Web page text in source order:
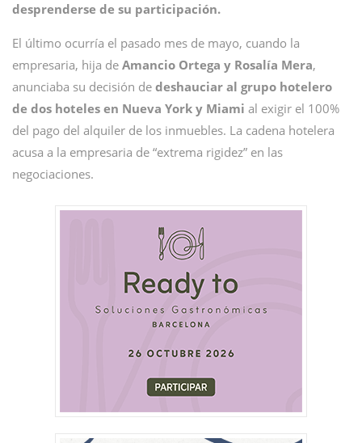
desprenderse de su participación.
El último ocurría el pasado mes de mayo, cuando la
empresaria, hija de Amancio Ortega y Rosalía Mera,
anunciaba su decisión de deshauciar al grupo hotelero
de dos hoteles en Nueva York y Miami al exigir el 100%
del pago del alquiler de los inmuebles. La cadena hotelera
acusa a la empresaria de “extrema rigidez” en las
negociaciones.